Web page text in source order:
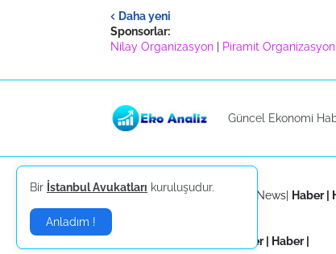
Daha yeni
Sponsorlar:
Nilay Organizasyon
Piramit Organizasyon
Güncel Ekonomi
Sponsorlar:
Niuews |Nachricht| News Haber|
Haber
Haber| Haber|
Bir İstanbul Avukatları kuruluşudur.
Anladım !